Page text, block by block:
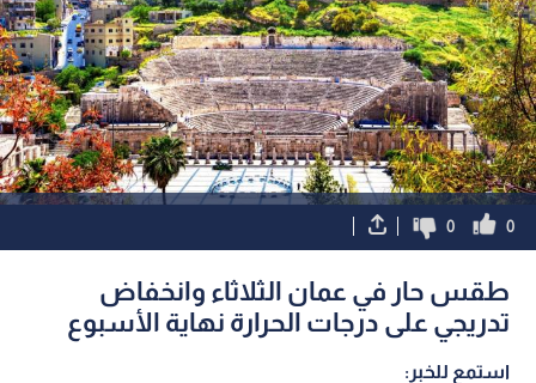
0
0
طقس حار في عمان الثلاثاء وانخفاض
تدريجي على درجات الحرارة نهاية الأسبوع
استمع للخبر: